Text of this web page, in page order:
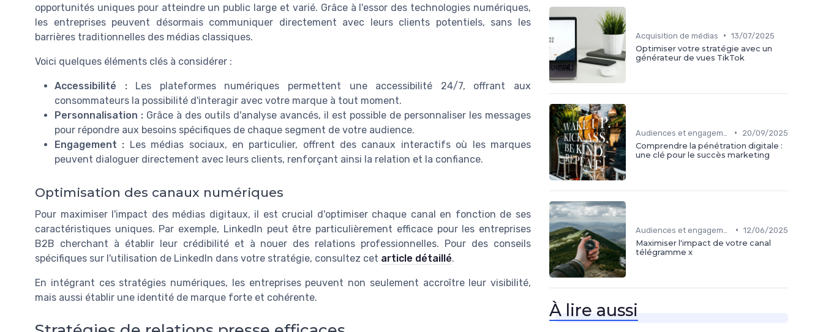
opportunités uniques pour atteindre un public large et varié. Grâce à l'essor des technologies numériques,
les entreprises peuvent désormais communiquer directement avec leurs clients potentiels, sans les
barrières traditionnelles des médias classiques.
Voici quelques éléments clés à considérer :
Accessibilité :Les plateformes numériques permettent une accessibilité 24/7, offrant aux
consommateurs la possibilité d'interagir avec votre marque à tout moment.
Personnalisation : Grâce à des outils d'analyse avancés, il est possible de personnaliser les messages
pour répondre aux besoins spécifiques de chaque segment de votre audience.
Engagement : Les médias sociaux, en particulier, offrent des canaux interactifs où les marques
peuvent dialoguer directement avec leurs clients, renforçant ainsi la relation et la confiance.
Optimisation des canaux numériques
Pour maximiser l'impact des médias digitaux, il est crucial d'optimiser chaque canal en fonction de ses
caractéristiques uniques. Par exemple, LinkedIn peut être particulièrement efficace pour les entreprises
B2B cherchant à établir leur crédibilité et à nouer des relations professionnelles. Pour des conseils
spécifiques sur l'utilisation de LinkedIn dans votre stratégie, consultez cet article détaillé.
En intégrant ces stratégies numériques, les entreprises peuvent non seulement accroître leur visibilité,
mais aussi établir une identité de marque forte et cohérente.
Acquisition de médias • 13/07/2025
Optimiser votre stratégie avec un
générateur de vues TikTok
•
20/09/2025
Comprendre la pénétration digitale :
une clé pour le succès marketing
• 12/06/2025
Maximiser l'impact de votre canal
télégramme x
À lire aussi